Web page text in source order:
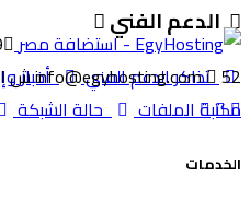
الدعم الفني
تذاكر الدعم الفني أخبار
مكتبة الملفات
حالة الشبكة
info@egyhosting.com 52 ش الطيران, مدينة نصر, القاهره
الخدمات